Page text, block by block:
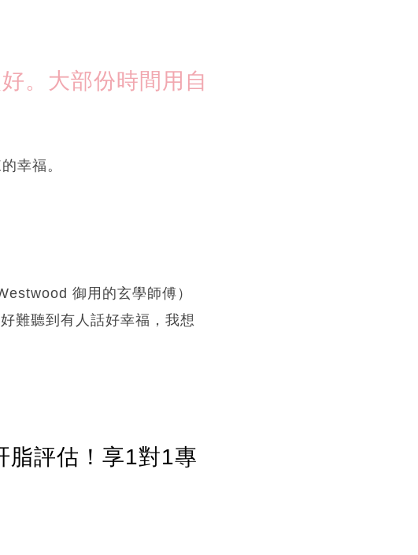
。大部份時間用自
幸福。
御用的玄學師傅）
難聽到有人話好幸福，我想
脂評估！享1對1專